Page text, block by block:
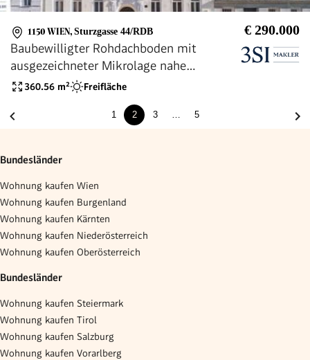
1150 WIEN, Sturzgasse 44/RDB € 290.000
Baubewilligter Rohdachboden mit
ausgezeichneter Mikrolage nahe
Hütteldorfer Straße und dem Meiselmarkt
360.56 m² Freifläche
1 2 3 … 5
Bundesländer
Wohnung kaufen Wien
Wohnung kaufen Burgenland
Wohnung kaufen Kärnten
Wohnung kaufen Niederösterreich
Wohnung kaufen Oberösterreich
Bundesländer
Wohnung kaufen Steiermark
Wohnung kaufen Tirol
Wohnung kaufen Salzburg
Wohnung kaufen Vorarlberg